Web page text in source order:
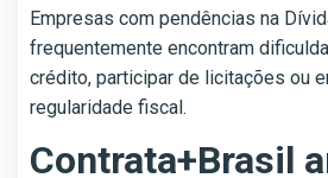
Empresas com pendências na
frequentemente encontram
crédito, participar de licitações ou
regularidade fiscal.
Contrata+Brasil